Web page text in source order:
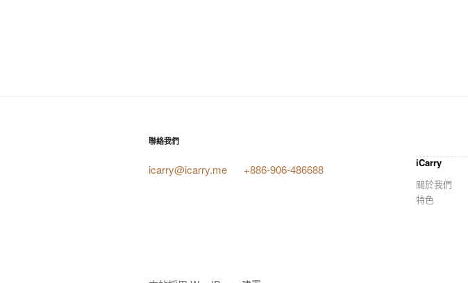
聯絡我們
icarry@icarry.me +886-906-486688
iCarry
關於我們
特色